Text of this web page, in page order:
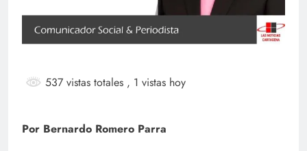
537 vistas totales , 1 vistas hoy
Por Bernardo Romero Parra